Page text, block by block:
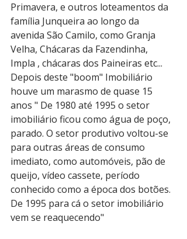
Primavera, e outros loteamentos da
família Junqueira ao longo da
avenida São Camilo, como Granja
Velha, Chácaras da Fazendinha,
Impla , chácaras dos Paineiras etc...
Depois deste "boom" Imobiliário
houve um marasmo de quase 15
anos " De 1980 até 1995 o setor
imobiliário ficou como água de poço,
parado. O setor produtivo voltou-se
para outras áreas de consumo
imediato, como automóveis, pão de
queijo, vídeo cassete, período
conhecido como a época dos botões.
De 1995 para cá o setor imobiliário
vem se reaquecendo"